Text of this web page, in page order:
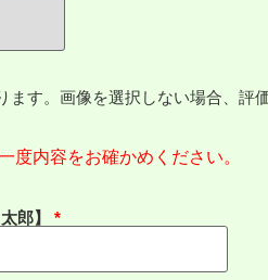
ます。画像を選択しない場合、評
度内容をお確かめください。
郎】